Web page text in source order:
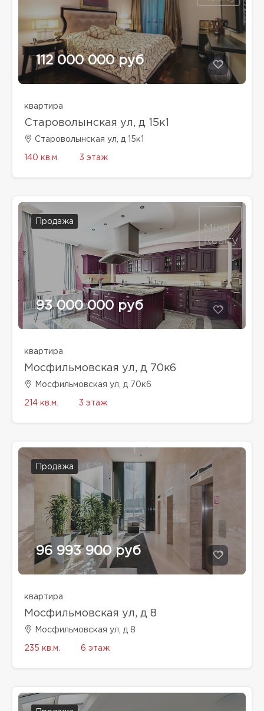
112 000 000 руб
квартира
Староволынская ул, д 15к1
Староволынская ул, д 15к1
140 кв.м. 3 этаж
Продажа
93 000 000 руб
квартира
Мосфильмовская ул, д 70к6
Мосфильмовская ул, д 70к6
214 кв.м. 3 этаж
Продажа
96 993 900 руб
квартира
Мосфильмовская ул, д 8
Мосфильмовская ул, д 8
235 кв.м. 6 этаж